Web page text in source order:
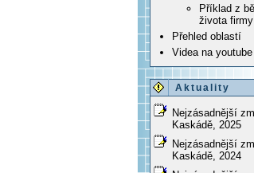
Příklad z
života firmy
Přehled oblastí
Videa na youtube
Aktuality
Nejzásadnější
Kaskádě, 2025
Nejzásadnější
Kaskádě, 2024